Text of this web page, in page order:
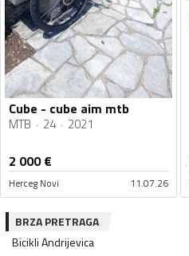
Cube - cube aim mtb
MTB 24 2021
2 000€
Herceg Novi 11.07.26
BRZA PRETRAGA
BicikliAndrijevica